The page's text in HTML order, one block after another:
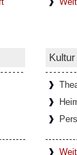
-
mit dem
Kultur